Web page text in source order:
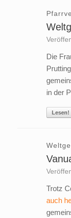
Die
in der
Lesen!
Trotz
auch